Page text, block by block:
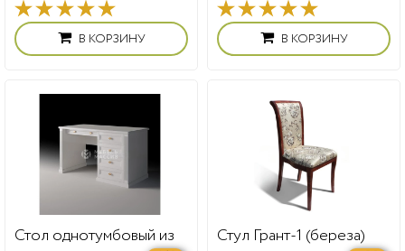
В КОРЗИНУ В КОРЗИНУ
Стол однотумбовый из
Стул Грант-1 (береза)